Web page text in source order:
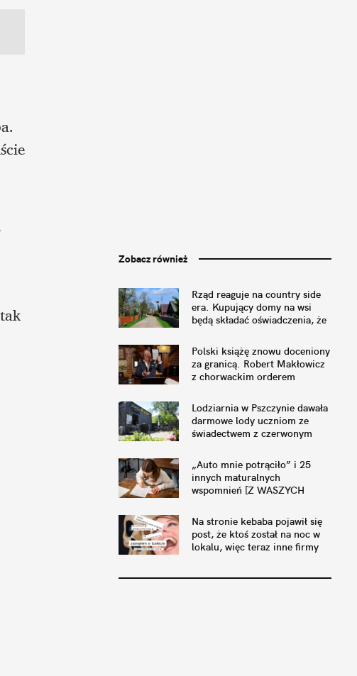
Zobacz również
Rząd reaguje na country side
era. Kupujący domy na wsi
będą składać oświadczenia, że
koguta
Polski książę znowu doceniony
za granicą. Robert Makłowicz
z chorwackim orderem
Lodziarnia w Pszczynie dawała
darmowe lody uczniom ze
świadectwem z czerwonym
„Auto mnie potrąciło” i 25
innych maturalnych
wspomnień [Z WASZYCH
Na stronie kebaba pojawił się
post, że ktoś został na noc w
lokalu, więc teraz inne firmy